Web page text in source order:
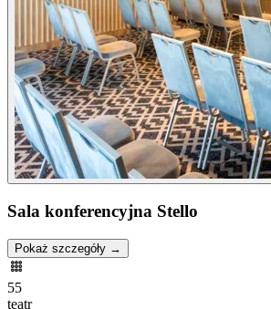
Sala konferencyjna Stello
Pokaż szczegóły →
55
teatr